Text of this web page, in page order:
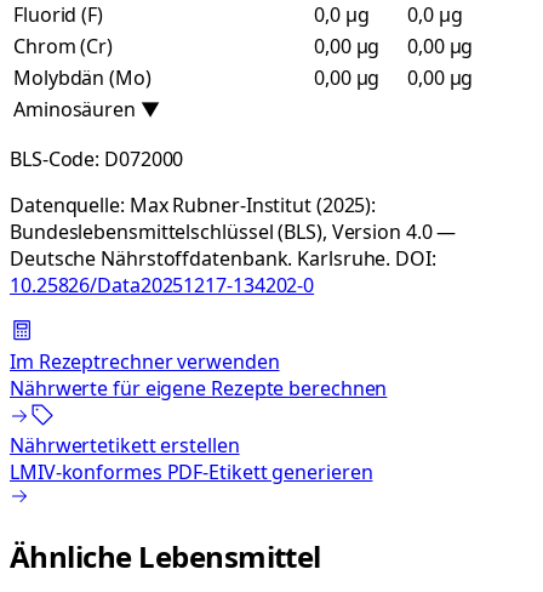
Fluorid (F)
0,0 µg
0,0 µg
Chrom (Cr)
0,00 µg
0,00 µg
Molybdän (Mo)
0,00 µg
0,00 µg
Aminosäuren ▼
BLS-Code: D072000
Datenquelle: Max Rubner-Institut (2025):
Bundeslebensmittelschlüssel (BLS), Version 4.0 —
Deutsche Nährstoffdatenbank. Karlsruhe. DOI:
10.25826/Data20251217-134202-0
Im Rezeptrechner verwenden
Nährwerte für eigene Rezepte berechnen
Nährwertetikett erstellen
LMIV-konformes PDF-Etikett generieren
Ähnliche Lebensmittel